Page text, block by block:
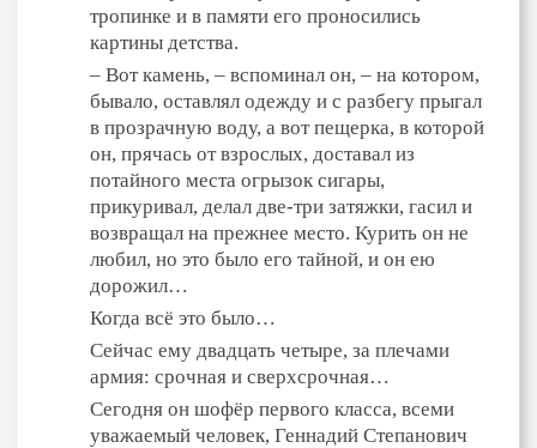
тропинке и в памяти его проносились
картины детства.
– Вот камень, – вспоминал он, – на котором,
бывало, оставлял одежду и с разбегу прыгал
в прозрачную воду, а вот пещерка, в которой
он, прячась от взрослых, доставал из
потайного места огрызок сигары,
прикуривал, делал две-три затяжки, гасил и
возвращал на прежнее место. Курить он не
любил, но это было его тайной, и он ею
дорожил…
Когда всё это было…
Сейчас ему двадцать четыре, за плечами
армия: срочная и сверхсрочная…
Сегодня он шофёр первого класса, всеми
уважаемый человек, Геннадий Степанович